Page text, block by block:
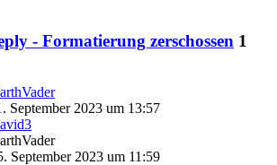
- Formatierung zerschossen 1
September 2023 um 13:57
September 2023 um 11:59